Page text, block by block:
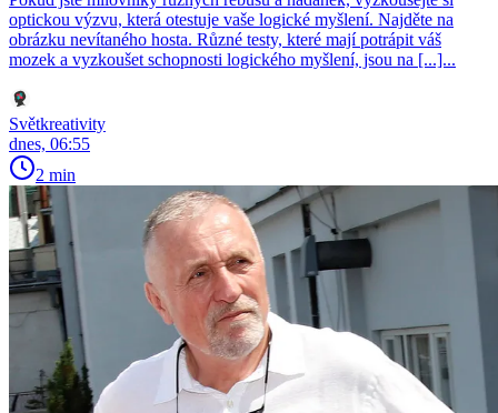
optickou výzvu, která otestuje vaše logické myšlení. Najděte na
obrázku nevítaného hosta. Různé testy, které mají potrápit váš
mozek a vyzkoušet schopnosti logického myšlení, jsou na [...]...
Světkreativity
dnes, 06:55
2 min